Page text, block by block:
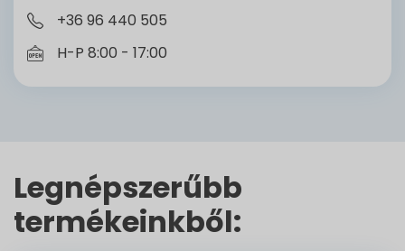
+36 96 440 505
H-P 8:00 - 17:00
Legnépszerűbb
termékeinkből: